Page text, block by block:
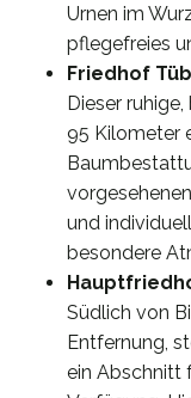
Urnen im
pflegefreies
Friedhof
Dieser
95 Kilometer
und
besondere
Südlich von
Entfernung,
ein Abschnitt